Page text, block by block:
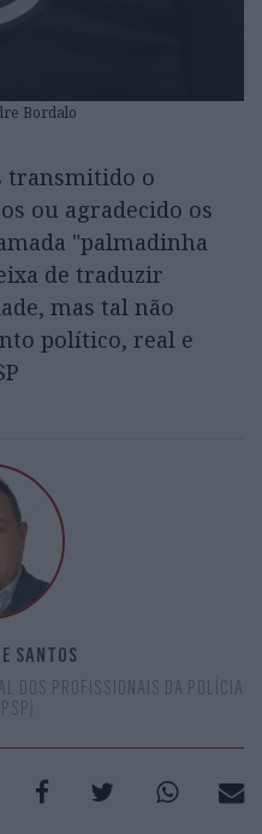
Bordalo
transmitido o
ou agradecido os
"palmadinha
de traduzir
mas tal não
político, real e
SANTOS
DOS PROFISSIONAIS DA POLÍCIA